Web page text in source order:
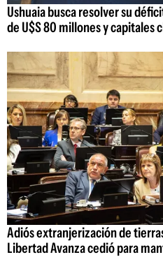
Ushuaia busca resolver su
de U$S 80 millones y capitales
Adiós extranjerización de
Libertad Avanza cedió para